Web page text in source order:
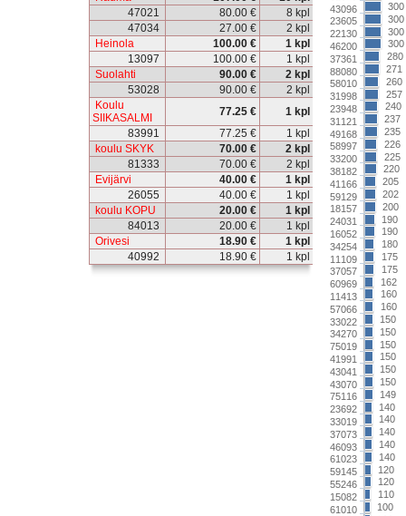
47021
80.00 €
8 kpl
47034
27.00 €
2 kpl
Heinola
100.00 €
1 kpl
13097
100.00 €
1 kpl
Suolahti
90.00 €
2 kpl
53028
90.00 €
2 kpl
Koulu
SIIKASALMI
77.25 €
1 kpl
83991
77.25 €
1 kpl
koulu SKYK
70.00 €
2 kpl
81333
70.00 €
2 kpl
Evijärvi
40.00 €
1 kpl
26055
40.00 €
1 kpl
koulu KOPU
20.00 €
1 kpl
84013
20.00 €
1 kpl
Orivesi
18.90 €
1 kpl
40992
18.90 € 1 kpl
300
300
300
300
280
271
260
257
240
237
235
226
225
220
205
202
200
190
190
180
175
175
162
160
160
150
150
150
150
150
150
149
140
140
140
140
140
120
120
110
100
43096
23605
22130
46200
37361
88080
58010
31998
23948
31121
49168
58997
33200
38182
41166
59129
18157
24031
16052
34254
11109
37057
60969
11413
57066
33022
34270
75019
41991
43041
43070
75116
23692
33019
37073
46093
61023
59145
55246
15082
61010